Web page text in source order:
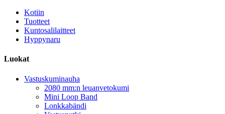
Kotiin
Tuotteet
Kuntosalilaitteet
Hyppynaru
Luokat
Vastuskuminauha
2080 mm:n leuanvetokumi
Mini Loop Band
Lonkkabändi